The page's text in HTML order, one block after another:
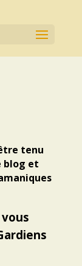
tenu
blog et